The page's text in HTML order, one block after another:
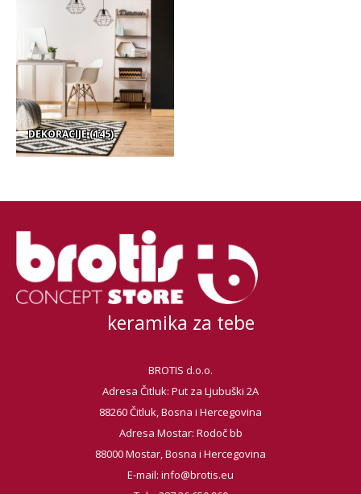
DEKORACIJE(145)
keramika za tebe
BROTIS d.o.o.
Adresa Čitluk: Put za Ljubuški 2A
88260 Čitluk, Bosna i Hercegovina
Adresa Mostar: Rodoč bb
88000 Mostar, Bosna i Hercegovina
E-mail: info@brotis.eu